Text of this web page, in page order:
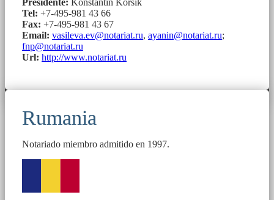
Presidente: Konstantin Korsik
Tel: +7-495-981 43 66
Fax: +7-495-981 43 67
Email: vasileva.ev@notariat.ru, ayanin@notariat.ru;
fnp@notariat.ru
Url: http://www.notariat.ru
Rumania
Notariado miembro admitido en 1997.